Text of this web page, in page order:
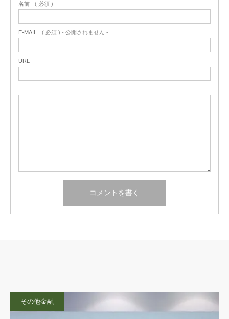
名前 ( 必須 )
E-MAIL ( 必須 ) - 公開されません -
URL
その他金融